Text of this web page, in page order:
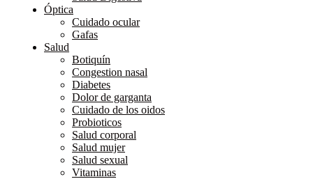
Óptica
Cuidado ocular
Gafas
Salud
Botiquín
Congestion nasal
Diabetes
Dolor de garganta
Cuidado de los oidos
Probioticos
Salud corporal
Salud mujer
Salud sexual
Vitaminas